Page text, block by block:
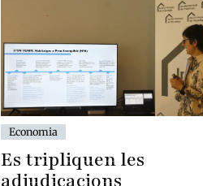
Economia
Es tripliquen les
adjudicacions